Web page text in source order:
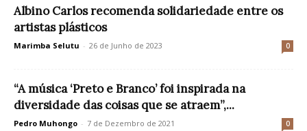
Albino Carlos recomenda solidariedade entre os
artistas plásticos
Marimba Selutu - 26 de Junho de 2023 0
“A música ‘Preto e Branco’ foi inspirada na
diversidade das coisas que se atraem”,...
Pedro Muhongo - 7 de Dezembro de 2021 0